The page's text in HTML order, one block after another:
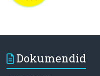
Dokumendid